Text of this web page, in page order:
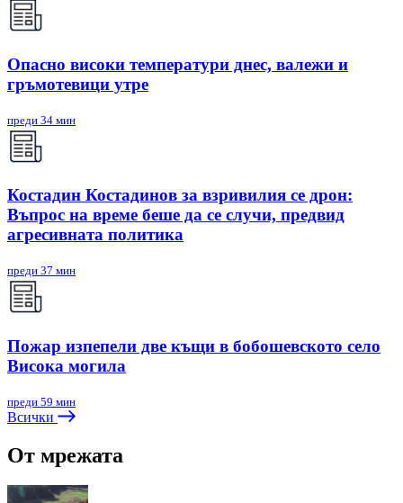
Опасно високи температури днес, валежи и
гръмотевици утре
преди 34 мин
Костадин Костадинов за взривилия се дрон:
Въпрос на време беше да се случи, предвид
агресивната политика
преди 37 мин
Пожар изпепели две къщи в бобошевското село
Висока могила
преди 59 мин
Всички
От мрежата